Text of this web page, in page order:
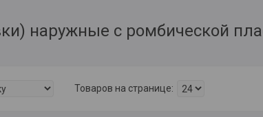
наружные с ромбической